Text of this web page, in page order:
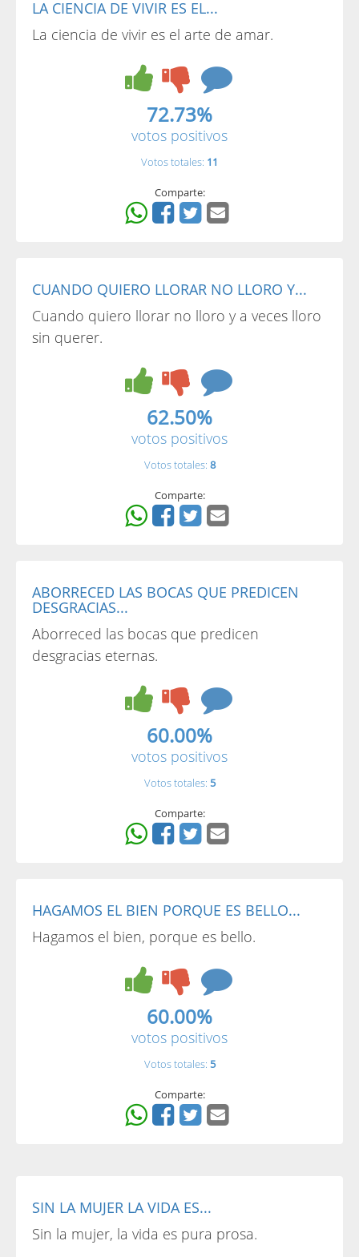
LA CIENCIA DE VIVIR ES EL...
La ciencia de vivir es el arte de amar.
72.73%
votos positivos
Votos totales: 11
Comparte:
CUANDO QUIERO LLORAR NO LLORO Y...
Cuando quiero llorar no lloro y a veces lloro
sin querer.
62.50%
votos positivos
Votos totales: 8
Comparte:
ABORRECED LAS BOCAS QUE PREDICEN
DESGRACIAS...
Aborreced las bocas que predicen
desgracias eternas.
60.00%
votos positivos
Votos totales: 5
Comparte:
HAGAMOS EL BIEN PORQUE ES BELLO...
Hagamos el bien, porque es bello.
60.00%
votos positivos
Votos totales: 5
Comparte:
SIN LA MUJER LA VIDA ES...
Sin la mujer, la vida es pura prosa.